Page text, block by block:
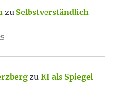
zu Selbstverständlich
zuKI als Spiegel